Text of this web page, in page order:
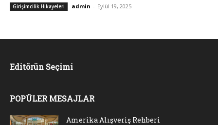
Girişimcilik Hikayeleri admin - Eylül 19, 2025
Editörün Seçimi
POPÜLER MESAJLAR
Amerika Alışveriş Rehberi